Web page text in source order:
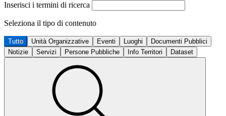
Inserisci i termini di ricerca
Seleziona il tipo di contenuto
Tutto Unità Organizzative Eventi Luoghi
Documenti Pubblici
Notizie
Servizi Persone Pubbliche Info Territori Dataset